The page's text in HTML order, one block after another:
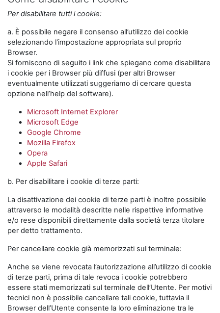
Per disabilitare tutti i cookie:
a. È possibile negare il consenso all’utilizzo dei cookie
selezionando l'impostazione appropriata sul proprio
Browser.
Si forniscono di seguito i link che spiegano come disabilitare
i cookie per i Browser più diffusi (per altri Browser
eventualmente utilizzati suggeriamo di cercare questa
opzione nell’help del software).
Microsoft Internet Explorer
Microsoft Edge
Google Chrome
Mozilla Firefox
Opera
Apple Safari
b. Per disabilitare i cookie di terze parti:
La disattivazione dei cookie di terze parti è inoltre possibile
attraverso le modalità descritte nelle rispettive informative
e/o rese disponibili direttamente dalla società terza titolare
per detto trattamento.
Per cancellare cookie già memorizzati sul terminale:
Anche se viene revocata l’autorizzazione all’utilizzo di cookie
di terze parti, prima di tale revoca i cookie potrebbero
essere stati memorizzati sul terminale dell’Utente. Per motivi
tecnici non è possibile cancellare tali cookie, tuttavia il
Browser dell’Utente consente la loro eliminazione tra le